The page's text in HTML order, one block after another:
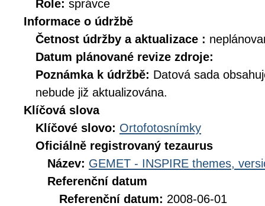
Role: správce
Informace o údržbě
Četnost údržby a aktualizace :
Datum plánované revize zdroje:
Poznámka k údržbě: Datová sada
nebude již aktualizována.
Klíčová slova
Klíčové slovo: Ortofotosnímky
Oficiálně registrovaný tezaurus
Název: GEMET - INSPIRE themes,
Referenční datum
Referenční datum: 2008-06-01